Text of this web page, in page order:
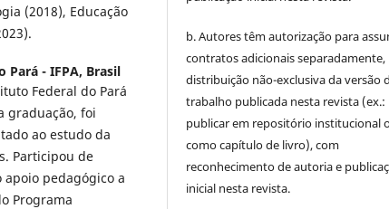
(2018), Educação
- IFPA, Brasil
Federal do Pará
graduação, foi
ao estudo da
Participou de
apoio pedagógico a
Programa
b. Autores têm autorização para
contratos adicionais separadamente,
distribuição não-exclusiva da versão
trabalho publicada nesta revista (ex.:
publicar em repositório institucional
como capítulo de livro), com
reconhecimento de autoria e
inicial nesta revista.